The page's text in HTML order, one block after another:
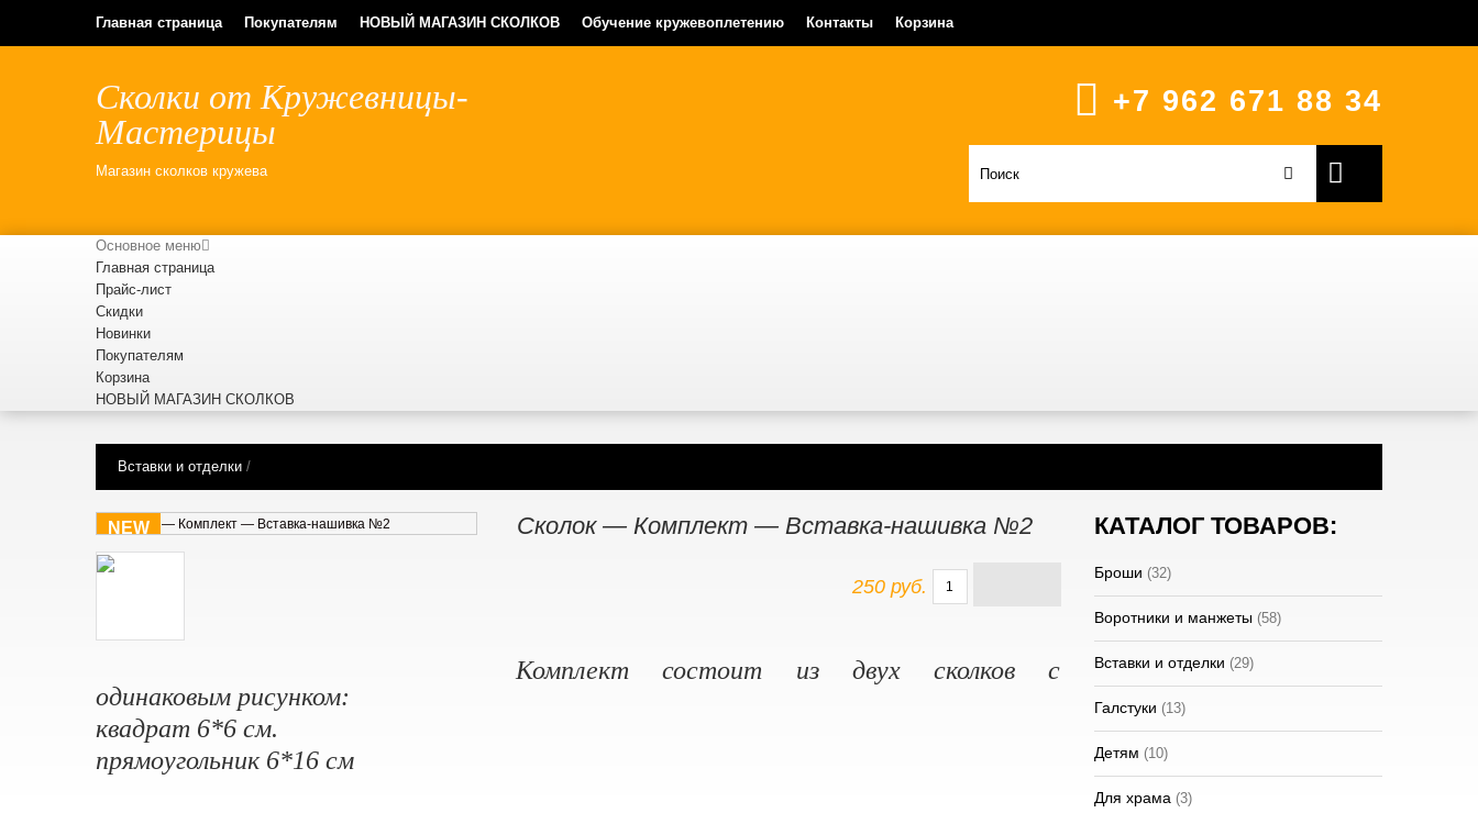
Главная страница Покупателям НОВЫЙ МАГАЗИН СКОЛКОВ Обучение кружевоплетению Контакты Корзина
Сколки от Кружевницы-
Мастерицы
Магазин сколков кружева
+7 962 671 88 34
Основное меню
Главная страница
Прайс-лист
Скидки
Новинки
Покупателям
Корзина
НОВЫЙ МАГАЗИН СКОЛКОВ
Вставки и отделки /
NEW Сколок — Комплект — Вставка-нашивка №2
250 руб.
Комплект состоит из двух сколков с
одинаковым рисунком:
квадрат 6*6 см.
прямоугольник 6*16 см
КАТАЛОГ ТОВАРОВ:
Броши (32)
Воротники и манжеты(58)
Вставки и отделки (29)
Галстуки (13)
Детям (10)
Для храма(3)